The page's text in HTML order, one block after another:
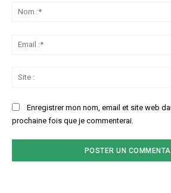
Enregistrer mon nom, email et site web
prochaine fois que je commenterai.